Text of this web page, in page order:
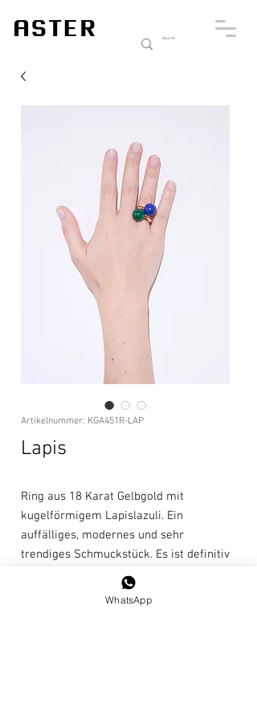
Artikelnummer: KGA451R-LAP
Lapis
Ring aus 18 Karat Gelbgold mit
kugelförmigem Lapislazuli. Ein
auffälliges, modernes und sehr
trendiges Schmuckstück. Es ist definitiv
ein Ring für die Frau von heute.
WhatsApp